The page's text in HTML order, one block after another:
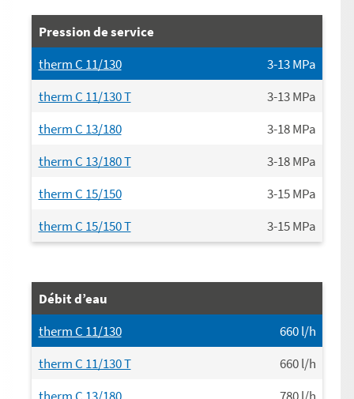
Pression de service
therm C 11/130
3-13MPa
therm C 11/130 T
3-13MPa
therm C 13/180
3-18MPa
therm C 13/180 T
3-18MPa
therm C 15/150
3-15MPa
therm C 15/150 T
3-15MPa
Débit d’eau
therm C 11/130
660l/h
therm C 11/130 T
660l/h